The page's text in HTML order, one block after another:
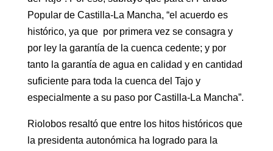
Popular de Castilla-La Mancha, “el acuerdo es
histórico, ya que por primera vez se consagra y
por ley la garantía de la cuenca cedente; y por
tanto la garantía de agua en calidad y en cantidad
suficiente para toda la cuenca del Tajo y
especialmente a su paso por Castilla-La Mancha”.
Riolobos resaltó que entre los hitos históricos que
la presidenta autonómica ha logrado para la